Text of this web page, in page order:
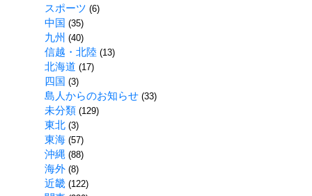
スポーツ (6)
中国 (35)
九州 (40)
信越・北陸(13)
北海道 (17)
四国 (3)
島人からのお知らせ(33)
未分類(129)
東北(3)
東海(57)
沖縄 (88)
海外(8)
近畿(122)